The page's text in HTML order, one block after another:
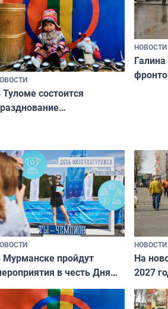
Туломе состоится
НОВОСТИ
Мурманске пройдут
в честь Дня
НОВОСТИ
На
2027